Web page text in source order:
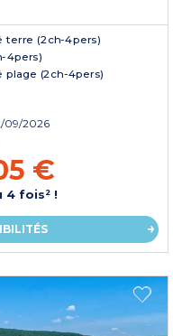
terre (2ch-4pers)
4pers)
plage (2ch-4pers)
09/2026
€
4 fois² !